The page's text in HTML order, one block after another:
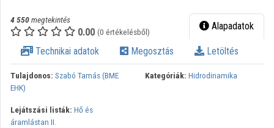
Kategóriák
Intézményi listák
Intézmények
Közreműködők
4 550megtekintés
0.00 (0 értékelésből) Alapadatok
Technikai adatok Megosztás Letöltés
Tulajdonos: Szabó Tamás (BME
EHK)
Kategóriák: Hidrodinamika
Lejátszási listák: Hő és
áramlástan II.